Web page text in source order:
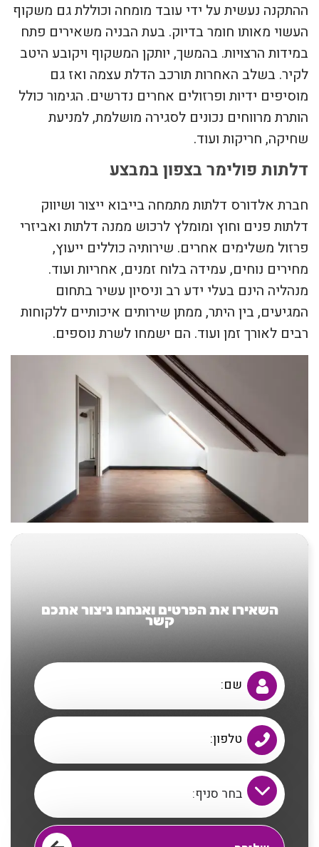
ההתקנה נעשית על ידי עובד מומחה וכוללת גם משקוף
העשוי מאותו חומר בדיוק. בעת הבניה משאירים פתח
במידות הרצויות. בהמשך, יותקן המשקוף ויקובע היטב
לקיר. בשלב האחרות תורכב הדלת עצמה ואז גם
מוסיפים ידיות ופרזולים אחרים נדרשים. הגימור כולל
הותרת מרווחים נכונים לסגירה מושלמת, למניעת
שחיקה, חריקות ועוד.
דלתות פולימר בצפון במבצע
חברת אלדורס דלתות מתמחה בייבוא ייצור ושיווק
דלתות פנים וחוץ ומומלץ לרכוש ממנה דלתות ואביזרי
פרזול משלימים אחרים. שירותיה כוללים ייעוץ,
מחירים נוחים, עמידה בלוח זמנים, אחריות ועוד.
מנהליה הינם בעלי ידע רב וניסיון עשיר בתחום
המגיעים, בין היתר, ממתן שירותים איכותיים ללקוחות
רבים לאורך זמן ועוד. הם ישמחו לשרת נוספים.
השאירו את הפרטים ואנחנו ניצור אתכם
קשר